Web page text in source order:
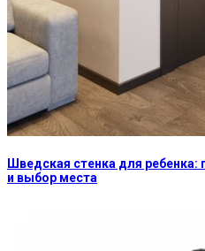
Шведская стенка для
и выбор места